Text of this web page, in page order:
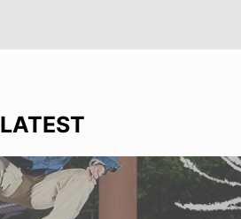
LATEST